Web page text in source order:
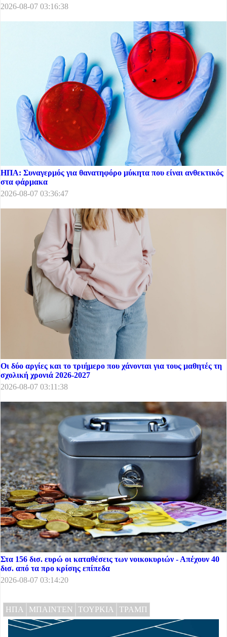
2026-08-07 03:16:38
ΗΠΑ: Συναγερμός για θανατηφόρο μύκητα που είναι ανθεκτικός
στα φάρμακα
2026-08-07 03:36:47
Οι δύο αργίες και το τριήμερο που χάνονται για τους μαθητές τη
σχολική χρονιά 2026-2027
2026-08-07 03:11:38
Στα 156 δισ. ευρώ οι καταθέσεις των νοικοκυριών - Απέχουν 40
δισ. από τα προ κρίσης επίπεδα
2026-08-07 03:14:20
ΗΠΑ ΜΠΑΙΝΤΕΝ ΤΟΥΡΚΙΑ ΤΡΑΜΠ